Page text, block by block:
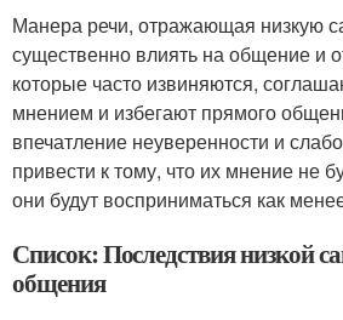
Манера речи, отражающая низкую
существенно влиять на общение и
которые часто извиняются,
мнением и избегают прямого
впечатление неуверенности и
привести к тому, что их мнение не
они будут восприниматься как
Список: Последствия низкой
общения